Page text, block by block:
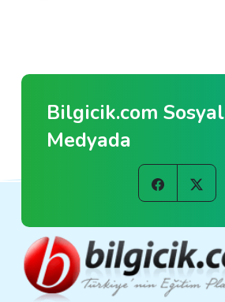
Bilgicik.com Sosyal
Medyada